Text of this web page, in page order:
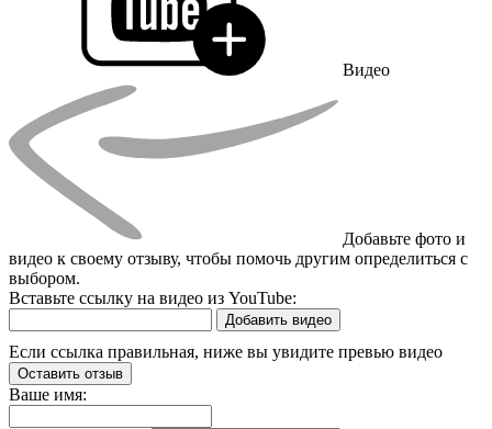
Видео
Добавьте фото и
видео к своему отзыву, чтобы помочь другим определиться с
выбором.
Вставьте ссылку на видео из YouTube:
Добавить видео
Если ссылка правильная, ниже вы увидите превью видео
Оставить отзыв
Ваше имя: